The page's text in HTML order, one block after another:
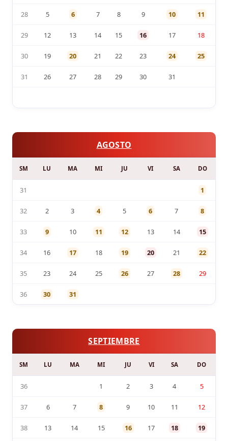
28 5 6 7 8 9 10 11
29 12 13 14 15 16 17 18
30 19 20 21 22 23 24 25
31 26 27 28 29 30 31
AGOSTO
SM LU MA MI JU VI SA DO
31 1
32 2 3 4 5 6 7 8
33 9 10 11 12 13 14 15
34 16 17 18 19 20 21 22
35 23 24 25 26 27 28 29
36 30 31
SEPTIEMBRE
SM LU MA MI JU VI SA DO
36 1 2 3 4 5
37 6 7 8 9 10 11 12
38 13 14 15 16 17 18 19